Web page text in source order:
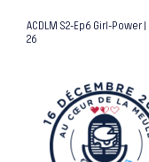
ACDLM S2-Ep6 Girl-Power
26